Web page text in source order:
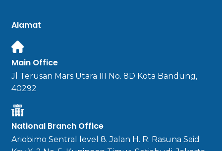
Alamat
Main Office
Jl Terusan Mars Utara III No. 8D Kota Bandung,
40292
National Branch Office
Ariobimo Sentral level 8. Jalan H. R. Rasuna Said